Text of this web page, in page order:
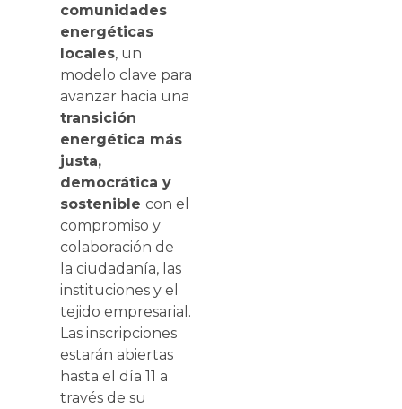
comunidades
energéticas
locales, un
modelo clave para
avanzar hacia una
transición
energética más
justa,
democrática y
sosteniblecon el
compromiso y
colaboración de
la ciudadanía, las
instituciones y el
tejido empresarial.
Las inscripciones
estarán abiertas
hasta el día 11 a
través de su